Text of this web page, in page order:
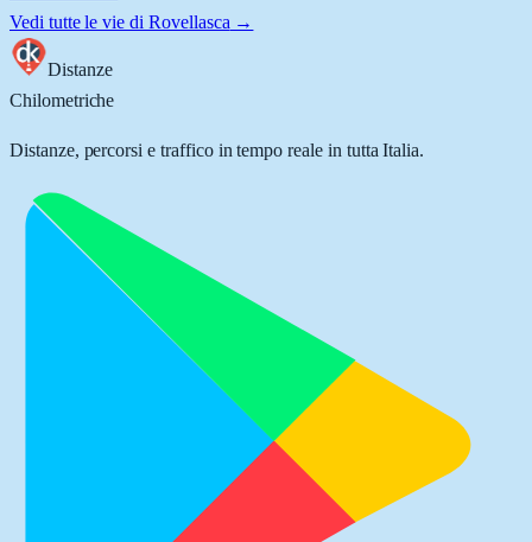
Vedi tutte le vie di Rovellasca →
Distanze
Chilometriche
Distanze, percorsi e traffico in tempo reale in tutta Italia.